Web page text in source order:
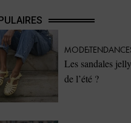
MODE
Les sandales
de l’été ?